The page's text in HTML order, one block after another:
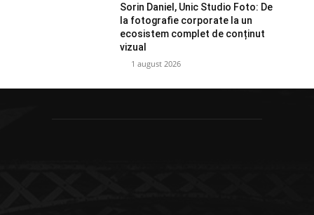
Sorin Daniel, Unic Studio Foto: De
la fotografie corporate la un
ecosistem complet de conținut
vizual
1 august 2026